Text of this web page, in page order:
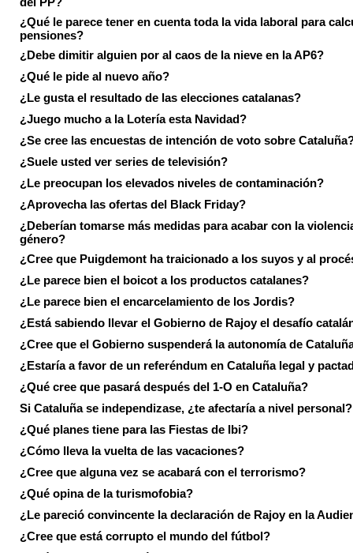
¿Qué le parece tener en cuenta toda la vida laboral para
pensiones?
¿Debe dimitir alguien por al caos de la nieve en la AP6?
¿Qué le pide al nuevo año?
¿Le gusta el resultado de las elecciones catalanas?
¿Juego mucho a la Lotería esta Navidad?
¿Se cree las encuestas de intención de voto sobre
¿Suele usted ver series de televisión?
¿Le preocupan los elevados niveles de contaminación?
¿Aprovecha las ofertas del Black Friday?
¿Deberían tomarse más medidas para acabar con la
género?
¿Cree que Puigdemont ha traicionado a los suyos y al
¿Le parece bien el boicot a los productos catalanes?
¿Le parece bien el encarcelamiento de los Jordis?
¿Está sabiendo llevar el Gobierno de Rajoy el desafío
¿Cree que el Gobierno suspenderá la autonomía de
¿Estaría a favor de un referéndum en Cataluña legal y
¿Qué cree que pasará después del 1-O en Cataluña?
Si Cataluña se independizase, ¿te afectaría a nivel personal?
¿Qué planes tiene para las Fiestas de Ibi?
¿Cómo lleva la vuelta de las vacaciones?
¿Cree que alguna vez se acabará con el terrorismo?
¿Qué opina de la turismofobia?
¿Le pareció convincente la declaración de Rajoy en la
¿Cree que está corrupto el mundo del fútbol?